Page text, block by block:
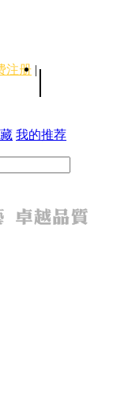
注册 | |
我的推荐